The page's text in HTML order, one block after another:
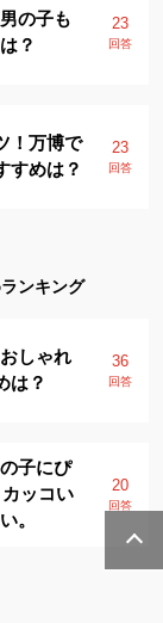
の子も
？
23
回答
！万博で
すめは？
23
回答
ンキング
しゃれ
は？
36
回答
子にぴ
ッコい
。
20
回答